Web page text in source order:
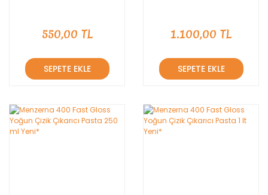
550,00 TL
SEPETE EKLE
1.100,00 TL
SEPETE EKLE